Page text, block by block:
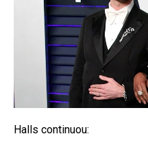
Halls continuou: